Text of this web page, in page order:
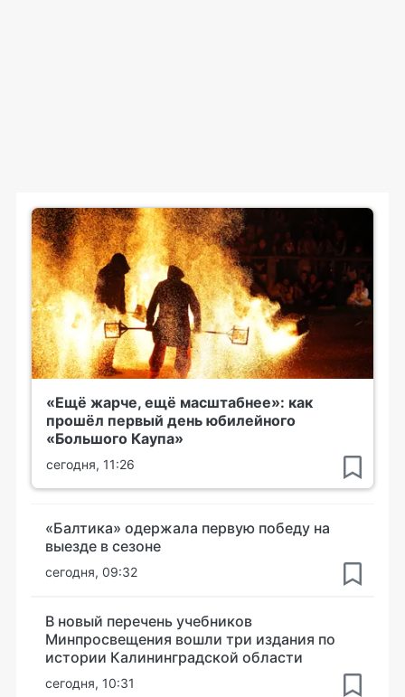
«Ещё жарче, ещё масштабнее»: как
прошёл первый день юбилейного
«Большого Каупа»
сегодня, 11:26
«Балтика» одержала первую победу на
выезде в сезоне
сегодня, 09:32
В новый перечень учебников
Минпросвещения вошли три издания по
истории Калининградской области
сегодня, 10:31